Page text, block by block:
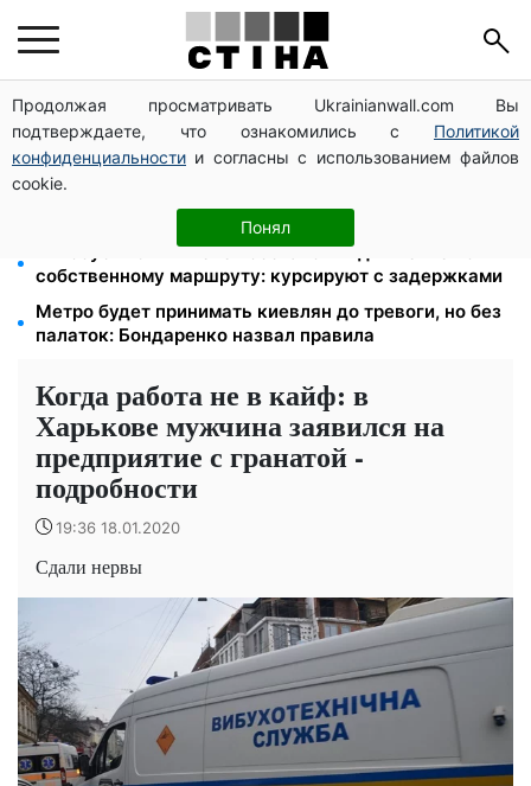
Продолжая просматривать Ukrainianwall.com Вы
подтверждаете, что ознакомились с Политикой
конфиденциальности и согласны с использованием файлов
cookie.
Понял
Церковный праздник 9 августа: апостол Матфий,
три строгих запрета Успенского поста и приметы на
зиму
Среда 12 августа — самый опасный день недели:
что можно и нельзя делать с 10 по 16 августа
Автобус №54 в Киеве восстановил движение по
собственному маршруту: курсируют с задержками
Метро будет принимать киевлян до тревоги, но без
палаток: Бондаренко назвал правила
Когда работа не в кайф: в
Харькове мужчина заявился на
предприятие с гранатой -
подробности
19:36 18.01.2020
Сдали нервы